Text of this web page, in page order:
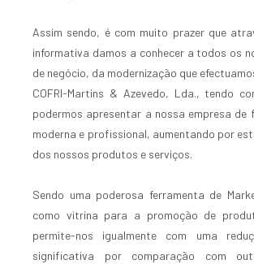
Assim sendo, é com muito prazer que
informativa damos a conhecer a todos os
de negócio, da modernização que
COFRI-Martins & Azevedo, Lda., tendo
podermos apresentar a nossa empresa de
moderna e profissional, aumentando por
dos nossos produtos e serviços.
Sendo uma poderosa ferramenta de
como vitrina para a promoção de
permite-nos igualmente com uma
significativa por comparação com